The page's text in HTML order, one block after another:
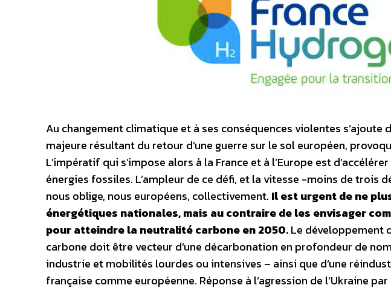
Au changement climatique et à ses conséquences violentes s’ajoute
majeure résultant du retour d’une guerre sur le sol européen,
L’impératif qui s’impose alors à la France et à l’Europe est
énergies fossiles. L’ampleur de ce défi, et la vitesse -moins de trois
nous oblige, nous européens, collectivement. Il est urgent de ne
énergétiques nationales, mais au contraire de les envisager
pour atteindre la neutralité carbone en 2050.Le développement
carbone doit être vecteur d’une décarbonation en profondeur de
industrie et mobilités lourdes ou intensives – ainsi que d’une
française comme européenne. Réponse à l’agression de l’Ukraine